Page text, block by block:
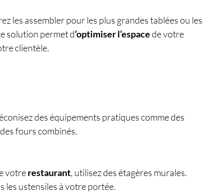
les assembler pour les plus grandes tablées ou les
solution permet d’optimiser l’espace de votre
clientèle.
des équipements pratiques comme des
fours combinés.
votre restaurant, utilisez des étagères murales.
les ustensiles à votre portée.